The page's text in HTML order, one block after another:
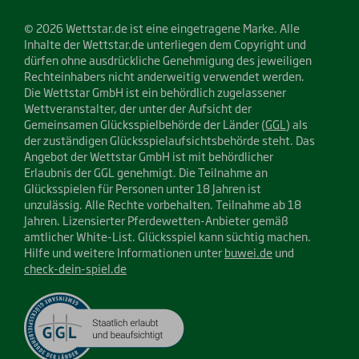
© 2026 Wettstar.de ist eine eingetragene Marke. Alle
Inhalte der Wettstar.de unterliegen dem Copyright und
dürfen ohne ausdrückliche Genehmigung des jeweiligen
Rechteinhabers nicht anderweitig verwendet werden.
Die Wettstar GmbH ist ein behördlich zugelassener
Wettveranstalter, der unter der Aufsicht der
Gemeinsamen Glücksspielbehörde der Länder (GGL ) als
der zuständigen Glücksspielaufsichtsbehörde steht. Das
Angebot der Wettstar GmbH ist mit behördlicher
Erlaubnis der GGL genehmigt. Die Teilnahme an
Glücksspielen für Personen unter 18 Jahren ist
unzulässig. Alle Rechte vorbehalten. Teilnahme ab 18
Jahren. Lizensierter Pferdewetten-Anbieter gemäß
amtlicher White-List. Glücksspiel kann süchtig machen.
Hilfe und weitere Informationen unterbuwei.deund
check-dein-spiel.de